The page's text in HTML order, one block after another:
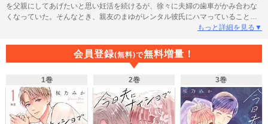
を父親にしてあげたいと思い妊活を続けるが、徐々に夫婦の歯車がかみ合わな
くなっていた。そんなとき、親友のまゆがレンタル彼氏にハマっていることを
知る。夫との関係に悩むいちかは、話を聞いてもらいたい一心で、一度だけレ
もっと詳細を見る▼
会員登録(無料)で無料増量！
1巻 2巻 3巻